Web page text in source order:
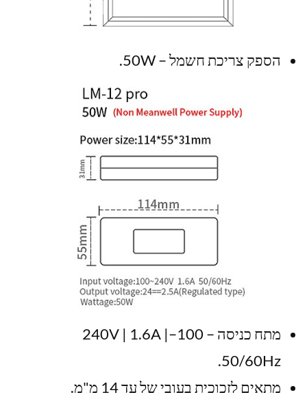
הספק צריכת חשמל – 50W.
מתח כניסה – 100–240V | 1.6A |
50/60Hz.
מתאים לזכוכית בעובי של עד 14 מ"מ.